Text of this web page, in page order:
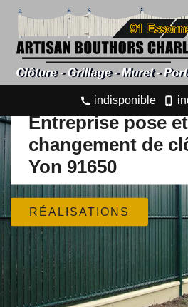
indisponible
Entreprise pose et
changement de
Yon 91650
RÉALISATIONS